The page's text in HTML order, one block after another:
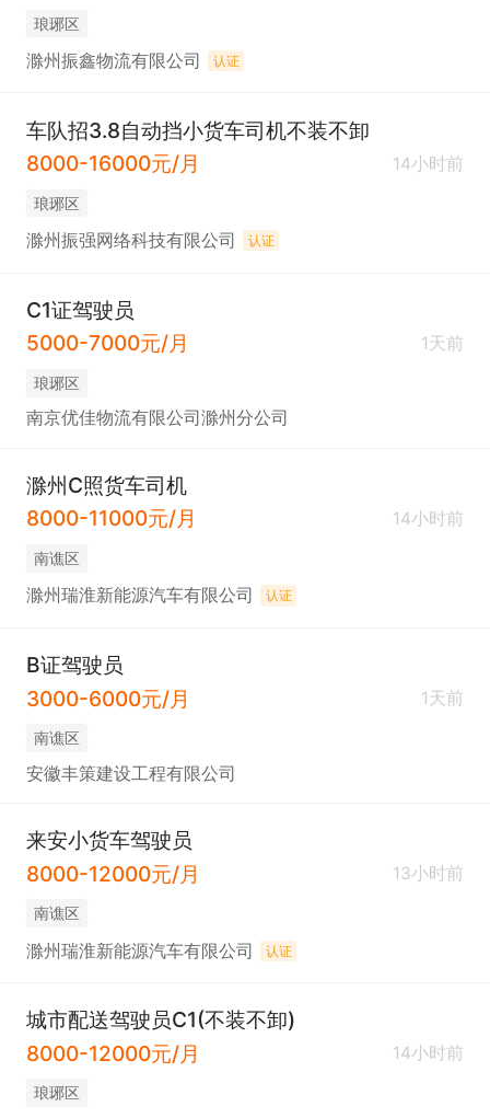
琅琊区
滁州振鑫物流有限公司 认证
车队招3.8自动挡小货车司机不装不卸
8000-16000元/月
14小时前
琅琊区
滁州振强网络科技有限公司 认证
C1证驾驶员
5000-7000元/月
1天前
琅琊区
南京优佳物流有限公司滁州分公司
滁州C照货车司机
8000-11000元/月
14小时前
南谯区
滁州瑞淮新能源汽车有限公司 认证
B证驾驶员
3000-6000元/月
1天前
南谯区
安徽丰策建设工程有限公司
来安小货车驾驶员
8000-12000元/月
13小时前
南谯区
滁州瑞淮新能源汽车有限公司 认证
城市配送驾驶员C1(不装不卸)
8000-12000元/月
14小时前
琅琊区